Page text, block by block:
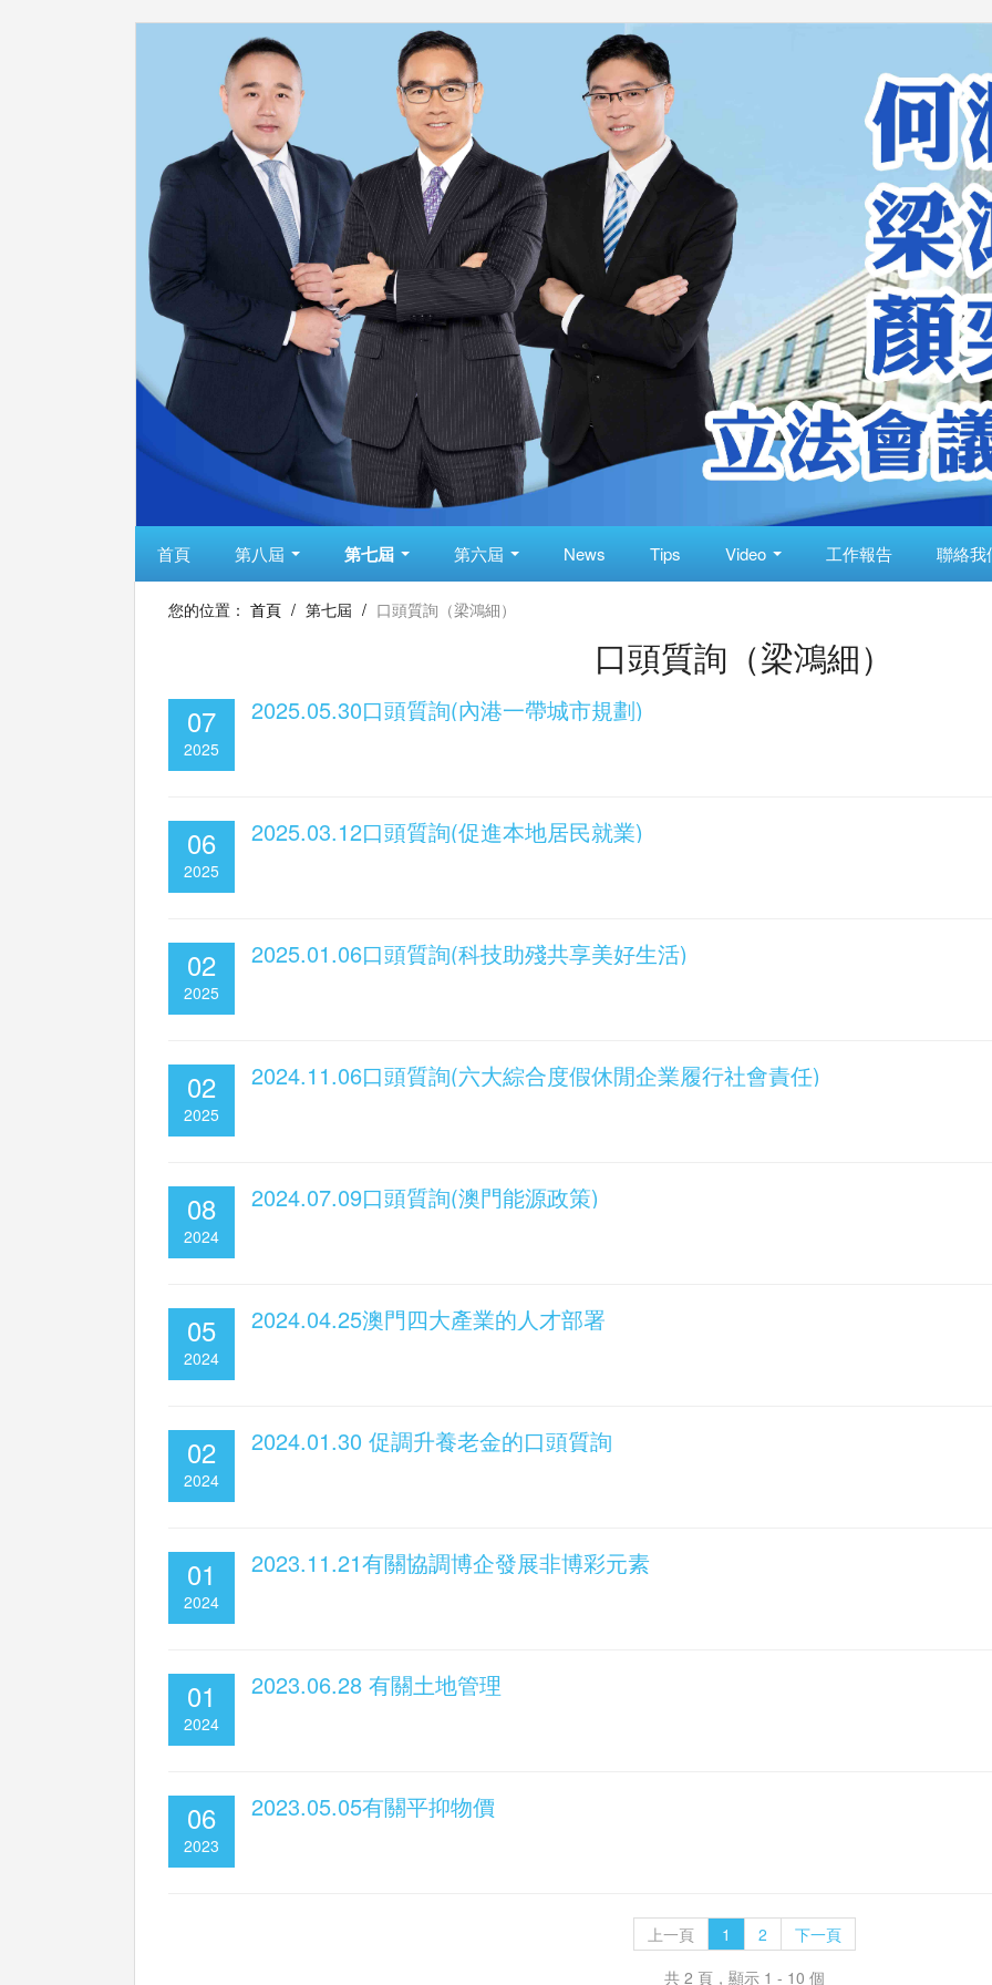
首頁 第八屆 第七屆 第六屆 News Tips Video 工作報告 聯絡我
您的位置： 首頁 / 第七屆 / 口頭質詢（梁鴻細）
口頭質詢（梁鴻細）
07
2025
2025.05.30口頭質詢(內港一帶城市規劃)
06
2025
2025.03.12口頭質詢(促進本地居民就業)
02
2025
2025.01.06口頭質詢(科技助殘共享美好生活)
02
2025
2024.11.06口頭質詢(六大綜合度假休閒企業履行社會責任)
08
2024
2024.07.09口頭質詢(澳門能源政策)
05
2024
2024.04.25澳門四大產業的人才部署
02
2024
2024.01.30 促調升養老金的口頭質詢
01
2024
2023.11.21有關協調博企發展非博彩元素
01
2024
2023.06.28 有關土地管理
06
2023
2023.05.05有關平抑物價
上一頁 1 2
下一頁
共 2 頁，顯示 1 - 10 個